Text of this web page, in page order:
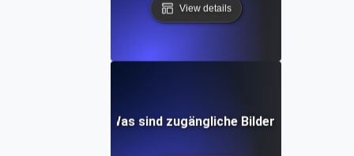
View details
Was sind zugängliche Bilder?